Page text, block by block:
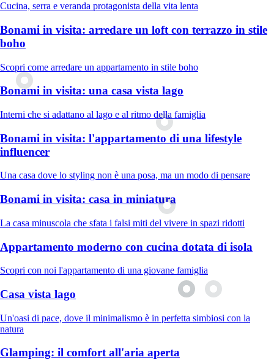
Cucina, serra e veranda protagonista della vita lenta
Bonami in visita: arredare un loft con terrazzo in stile
boho
Scopri come arredare un appartamento in stile boho
Bonami in visita: una casa vista lago
Interni che si adattano al lago e al ritmo della famiglia
Bonami in visita: l'appartamento di una lifestyle
influencer
Una casa dove lo styling non è una posa, ma un modo di pensare
Bonami in visita: casa in miniatura
La casa minuscola che sfata i falsi miti del vivere in spazi ridotti
Appartamento moderno con cucina dotata di isola
Scopri con noi l'appartamento di una giovane famiglia
Casa vista lago
Un'oasi di pace, dove il minimalismo è in perfetta simbiosi con la
natura
Glamping: il comfort all'aria aperta